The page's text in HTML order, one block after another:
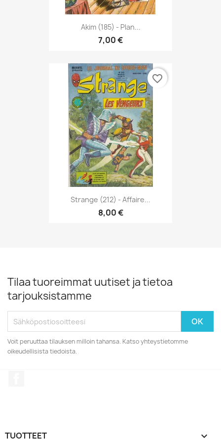
Akim (185) - Plan...
7,00 €
Strange (212) - Affaire...
8,00 €
favorite_border
Tilaa tuoreimmat uutiset ja tietoa
tarjouksistamme
Voit peruuttaa tilauksen milloin tahansa. Katso yhteystietomme
oikeudellisista tiedoista.
TUOTTEET 